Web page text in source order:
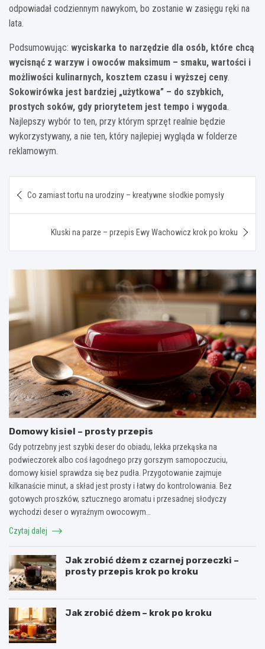
odpowiadał codziennym nawykom, bo zostanie w zasięgu ręki na
lata.
Podsumowując: wyciskarka to narzędzie dla osób, które chcą
wycisnąć z warzyw i owoców maksimum – smaku, wartości i
możliwości kulinarnych, kosztem czasu i wyższej ceny.
Sokowirówka jest bardziej „użytkowa” – do szybkich,
prostych soków, gdy priorytetem jest tempo i wygoda.
Najlepszy wybór to ten, przy którym sprzęt realnie będzie
wykorzystywany, a nie ten, który najlepiej wygląda w folderze
reklamowym.
wpisu
Co zamiast tortu na urodziny – kreatywne słodkie pomysły
Kluski na parze – przepis Ewy Wachowicz krok po kroku
Domowy kisiel – prosty przepis
Gdy potrzebny jest szybki deser do obiadu, lekka przekąska na
podwieczorek albo coś łagodnego przy gorszym samopoczuciu,
domowy kisiel sprawdza się bez pudła. Przygotowanie zajmuje
kilkanaście minut, a skład jest prosty i łatwy do kontrolowania. Bez
gotowych proszków, sztucznego aromatu i przesadnej słodyczy
wychodzi deser o wyraźnym owocowym…
Czytaj dalej
Jak zrobić dżem z czarnej porzeczki –
prosty przepis krok po kroku
Jak zrobić dżem – krok po kroku